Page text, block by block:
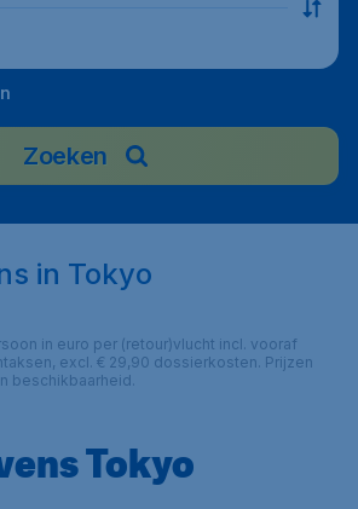
Zoeken
in Tokyo
in euro per (retour)vlucht incl. vooraf
excl. € 29,90 dossierkosten. Prijzen
beschikbaarheid.
Tokyo